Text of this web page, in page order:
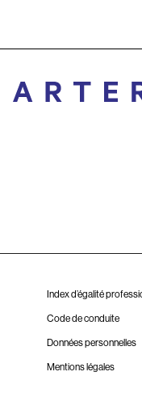
Index d’égalité
Code de conduite
Données personnelles
Mentions légales